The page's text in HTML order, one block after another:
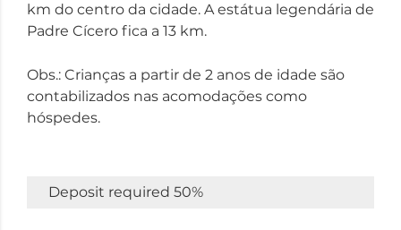
Deposit required 50%
km do centro da cidade. A estátua legendária de
Padre Cícero fica a 13 km.
Obs.: Crianças a partir de 2 anos de idade são
contabilizados nas acomodações como
hóspedes.